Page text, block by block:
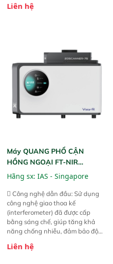
này cho phép bất kỳ ai cũng có
thức ăn chăn nuôi, nguyên liệu
thực phẩm, nông sản,..
Liên hệ
Máy QUANG PHỔ CẬN
HỒNG NGOẠI FT-NIR
Analyzer Vista-R
Hãng sx: IAS - Singapore
 Công nghệ dẫn đầu: Sử dụng
công nghệ giao thoa kế
(interferometer) đã được cấp
bằng sáng chế, giúp tăng khả
năng chống nhiễu, đảm bảo độ
Phạm vi ứng dụng rộng: Đáp ứng
Liên hệ